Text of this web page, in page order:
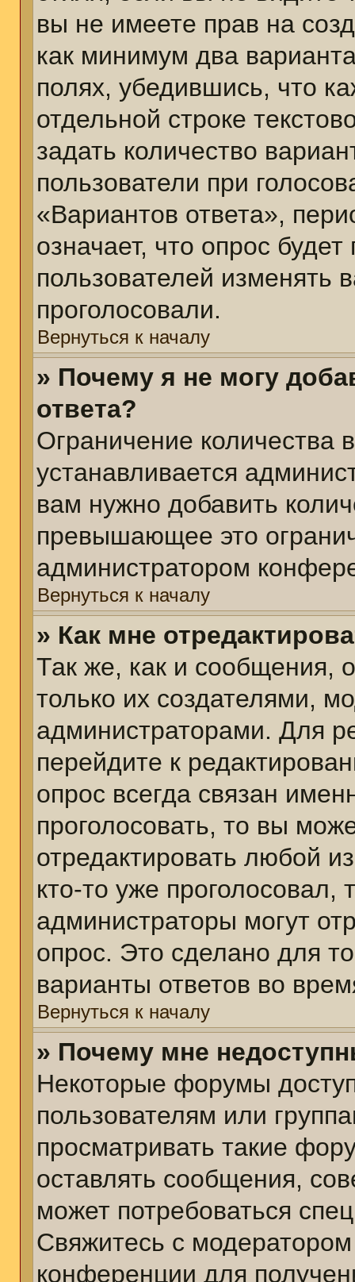
вы не имеете прав на
как минимум два
полях, убедившись, что
отдельной строке
задать количество
пользователи при
«Вариантов ответа»,
означает, что опрос
пользователей изменять
проголосовали.
Вернуться к началу
» Почему я не могу
ответа?
Ограничение количества
устанавливается
вам нужно добавить
превышающее это
администратором
Вернуться к началу
» Как мне
Так же, как и сообщения,
только их создателями,
администраторами. Для
перейдите к
опрос всегда связан
проголосовать, то вы
отредактировать любой
кто-то уже
администраторы могут
опрос. Это сделано для
варианты ответов во
Вернуться к началу
» Почему мне
Некоторые форумы
пользователям или
просматривать такие
оставлять сообщения,
может потребоваться
Свяжитесь с
конференции для